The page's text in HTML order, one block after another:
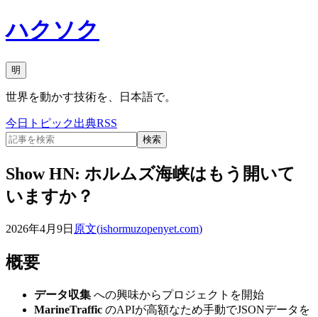
ハクソク
明
世界を動かす技術を、日本語で。
今日 トピック出典RSS
検索
Show HN: ホルムズ海峡はもう開いて
いますか？
2026年4月9日 原文(ishormuzopenyet.com)
概要
データ収集 への興味からプロジェクトを開始
MarineTraffic のAPIが高額なため手動でJSONデータを